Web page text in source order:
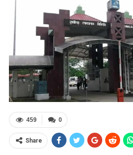
0
459
Share